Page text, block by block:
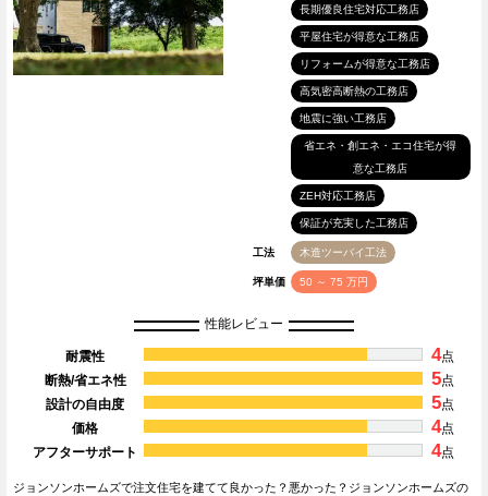
長期優良住宅対応工務店
平屋住宅が得意な工務店
リフォームが得意な工務店
高気密高断熱の工務店
地震に強い工務店
省エネ・創エネ・エコ住宅が得
意な工務店
ZEH対応工務店
保証が充実した工務店
工法 木造ツーバイ工法
坪単価 50 ～ 75 万円
性能レビュー
耐震性 4点
断熱/省エネ性
5点
設計の自由度
5点
価格
4点
アフターサポート
4点
ジョンソンホームズで注文住宅を建てて良かった？悪かった？ジョンソンホームズの